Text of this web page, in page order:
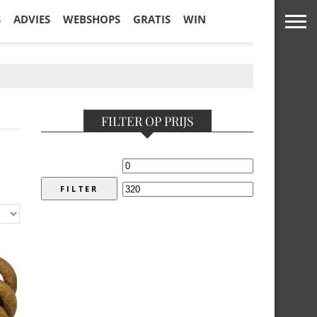
ADVIES WEBSHOPS GRATIS WIN
FILTER OP PRIJS
FILTER